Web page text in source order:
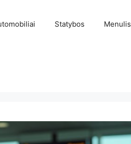
Statybos Menulis